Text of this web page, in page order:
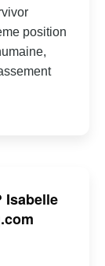
position
Isabelle